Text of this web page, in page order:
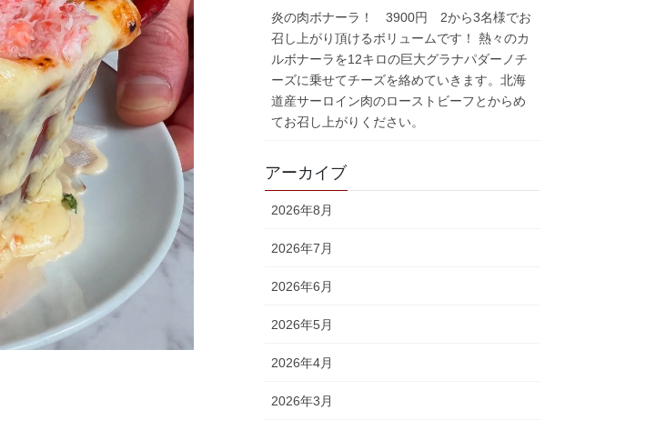
炎の肉ボナーラ！ 3900円 2から3名様でお
召し上がり頂けるボリュームです！ 熱々のカ
ルボナーラを12キロの巨大グラナパダーノチ
ーズに乗せてチーズを絡めていきます。北海
道産サーロイン肉のローストビーフとからめ
てお召し上がりください。
アーカイブ
2026年8月
2026年7月
2026年6月
2026年5月
2026年4月
2026年3月